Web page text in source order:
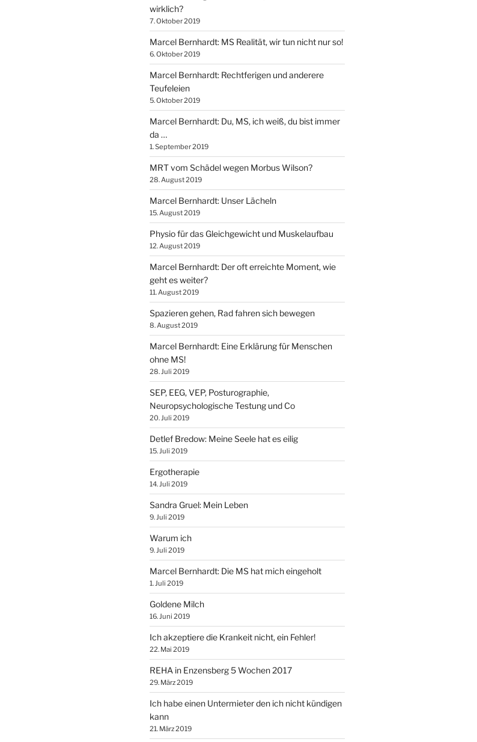
wirklich?
7. Oktober 2019
Marcel Bernhardt: MS Realität, wir tun nicht nur so!
6. Oktober 2019
Marcel Bernhardt: Rechtferigen und anderere
Teufeleien
5. Oktober 2019
Marcel Bernhardt: Du, MS, ich weiß, du bist immer
da …
1. September 2019
MRT vom Schädel wegen Morbus Wilson?
28. August 2019
Marcel Bernhardt: Unser Lächeln
15. August 2019
Physio für das Gleichgewicht und Muskelaufbau
12. August 2019
Marcel Bernhardt: Der oft erreichte Moment, wie
geht es weiter?
11. August 2019
Spazieren gehen, Rad fahren sich bewegen
8. August 2019
Marcel Bernhardt: Eine Erklärung für Menschen
ohne MS!
28. Juli 2019
SEP, EEG, VEP, Posturographie,
Neuropsychologische Testung und Co
20. Juli 2019
Detlef Bredow‎: Meine Seele hat es eilig
15. Juli 2019
Ergotherapie
14. Juli 2019
Sandra Gruel: Mein Leben
9. Juli 2019
Warum ich
9. Juli 2019
Marcel Bernhardt‎: Die MS hat mich eingeholt
1. Juli 2019
Goldene Milch
16. Juni 2019
Ich akzeptiere die Krankeit nicht, ein Fehler!
22. Mai 2019
REHA in Enzensberg 5 Wochen 2017
29. März 2019
Ich habe einen Untermieter den ich nicht kündigen
kann
21. März 2019